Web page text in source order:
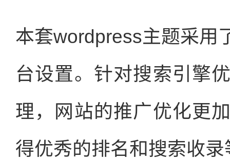
本套wordpress主题采用
台设置。针对搜索引擎
理，网站的推广优化更
得优秀的排名和搜索收录